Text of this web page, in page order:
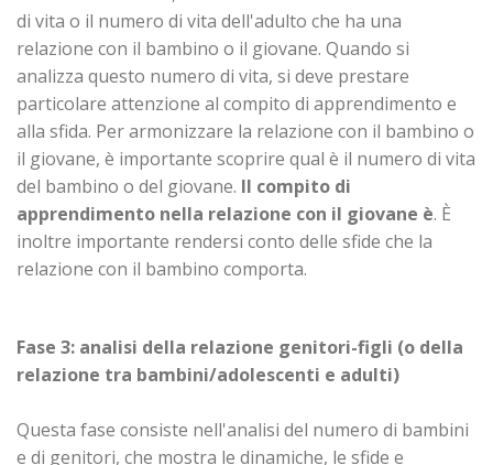
di vita o il numero di vita dell'adulto che ha una
relazione con il bambino o il giovane. Quando si
analizza questo numero di vita, si deve prestare
particolare attenzione al compito di apprendimento e
alla sfida. Per armonizzare la relazione con il bambino o
il giovane, è importante scoprire qual è il numero di vita
del bambino o del giovane. Il compito di
apprendimento nella relazione con il giovane è. È
inoltre importante rendersi conto delle sfide che la
relazione con il bambino comporta.
Fase 3: analisi della relazione genitori-figli (o della
relazione tra bambini/adolescenti e adulti)
Questa fase consiste nell'analisi del numero di bambini
e di genitori, che mostra le dinamiche, le sfide e